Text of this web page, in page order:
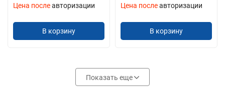
Цена послеавторизации
В корзину
Цена послеавторизации
В корзину
Показать еще